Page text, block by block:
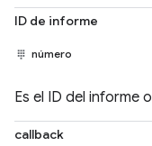
ID de informe
número
Es el ID del informe o
callback